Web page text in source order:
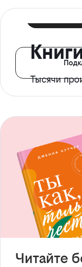
Тысячи
с доступом
Читайте